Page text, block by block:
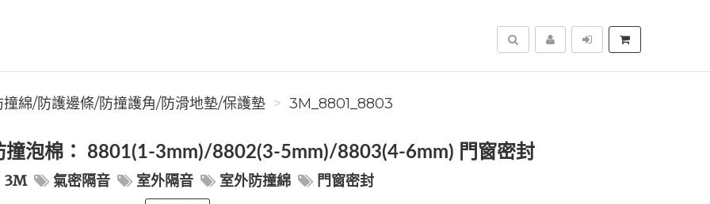
搜尋
綿/防護邊條/防撞護角/防滑地墊/保護墊 3M_8801_8803
撞泡棉： 8801(1-3mm)/8802(3-5mm)/8803(4-6mm) 門窗密封
3M 氣密隔音 室外隔音 室外防撞綿 門窗密封